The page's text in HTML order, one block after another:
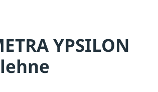
YPSILON